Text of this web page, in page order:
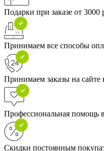
Подарки при заказе от 3000
Принимаем все способы
Принимаем заказы на сайте
Профессиональная помощь
Скидки постоянным